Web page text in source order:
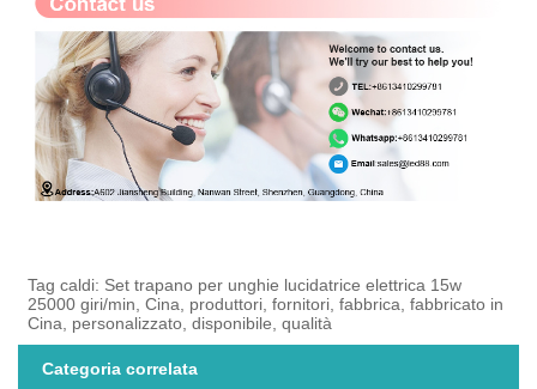
Tag caldi: Set trapano per unghie lucidatrice elettrica 15w
25000 giri/min, Cina, produttori, fornitori, fabbrica, fabbricato in
Cina, personalizzato, disponibile, qualità
Categoria correlata